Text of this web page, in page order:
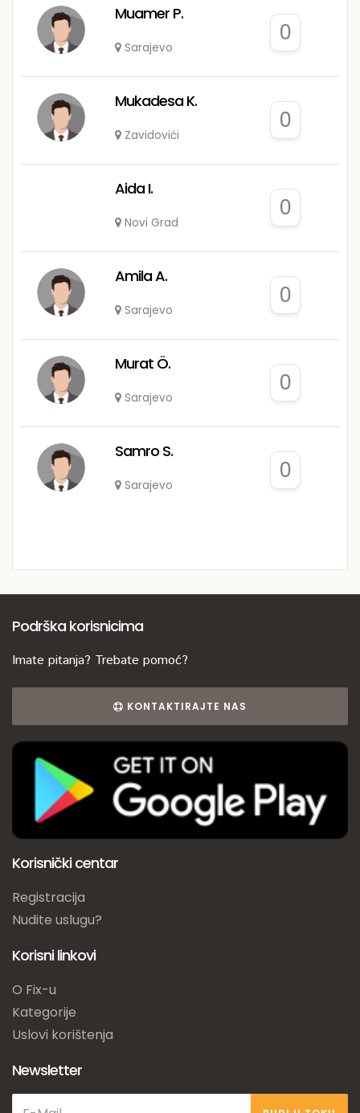
Muamer P.
Sarajevo
0
Mukadesa K.
Zavidovići
0
Aida I.
Novi Grad
0
Amila A.
Sarajevo
0
Murat Ö.
Sarajevo
0
Samro S.
Sarajevo
0
Podrška korisnicima
Imate pitanja? Trebate pomoć?
KONTAKTIRAJTE NAS
Korisnički centar
Registracija
Nudite uslugu?
Korisni linkovi
O Fix-u
Kategorije
Uslovi korištenja
Newsletter